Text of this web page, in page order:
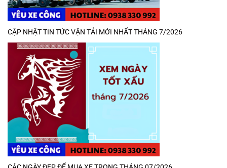
CẬP NHẬT TIN TỨC VẬN TẢI MỚI NHẤT THÁNG 7/2026